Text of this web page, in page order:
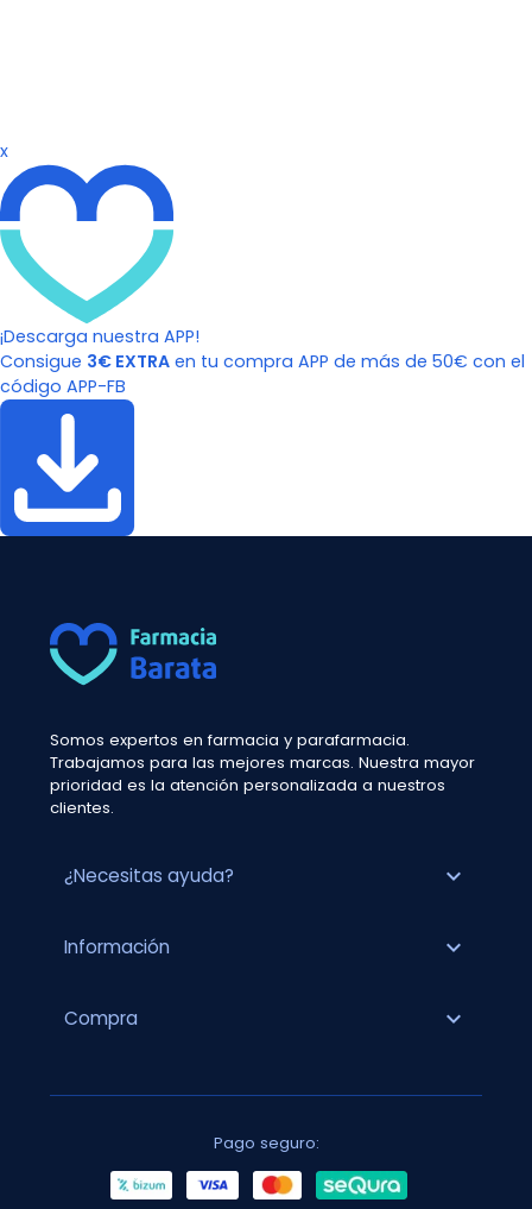
x
¡Descarga nuestra APP!
Consigue 3€ EXTRA en tu compra APP de más de 50€ con el
código APP-FB
Somos expertos en farmacia y parafarmacia.
Trabajamos para las mejores marcas. Nuestra mayor
prioridad es la atención personalizada a nuestros
clientes.
¿Necesitas ayuda? expand_more
Información expand_more
Compra expand_more
Pago seguro: